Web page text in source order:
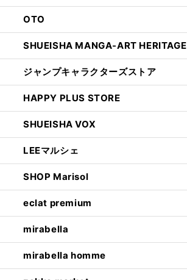
OTO
SHUEISHA MANGA-ART HERITAGE
ジャンプキャラクターズストア
HAPPY PLUS STORE
SHUEISHA VOX
LEEマルシェ
SHOP Marisol
eclat premium
mirabella
mirabella homme